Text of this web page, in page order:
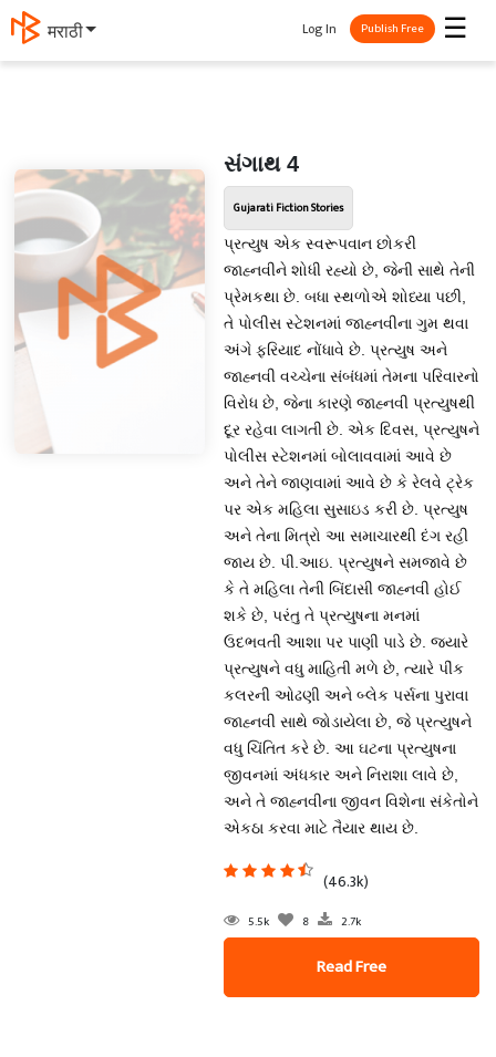
मराठी ☰
Log In Publish Free
સંગાથ 4
Gujarati Fiction Stories
પ્રત્યુષ એક સ્વરૂપવાન છોકરી
જાહ્નવીને શોધી રહ્યો છે, જેની સાથે તેની
પ્રેમકથા છે. બધા સ્થળોએ શોધ્યા પછી,
તે પોલીસ સ્ટેશનમાં જાહ્નવીના ગુમ થવા
અંગે ફરિયાદ નોંધાવે છે. પ્રત્યુષ અને
જાહ્નવી વચ્ચેના સંબંધમાં તેમના પરિવારનો
વિરોધ છે, જેના કારણે જાહ્નવી પ્રત્યુષથી
દૂર રહેવા લાગતી છે. એક દિવસ, પ્રત્યુષને
પોલીસ સ્ટેશનમાં બોલાવવામાં આવે છે
અને તેને જાણવામાં આવે છે કે રેલવે ટ્રેક
પર એક મહિલા સુસાઇડ કરી છે. પ્રત્યુષ
અને તેના મિત્રો આ સમાચારથી દંગ રહી
જાય છે. પી.આઇ. પ્રત્યુષને સમજાવે છે
કે તે મહિલા તેની બિંદાસી જાહ્નવી હોઈ
શકે છે, પરંતુ તે પ્રત્યુષના મનમાં
ઉદભવતી આશા પર પાણી પાડે છે. જ્યારે
પ્રત્યુષને વધુ માહિતી મળે છે, ત્યારે પીંક
કલરની ઓઢણી અને બ્લેક પર્સના પુરાવા
જાહ્નવી સાથે જોડાયેલા છે, જે પ્રત્યુષને
વધુ ચિંતિત કરે છે. આ ઘટના પ્રત્યુષના
જીવનમાં અંધકાર અને નિરાશા લાવે છે,
અને તે જાહ્નવીના જીવન વિશેના સંકેતોને
એકઠા કરવા માટે તૈયાર થાય છે.
(46.3k)
5.5k 8 2.7k
Read Free